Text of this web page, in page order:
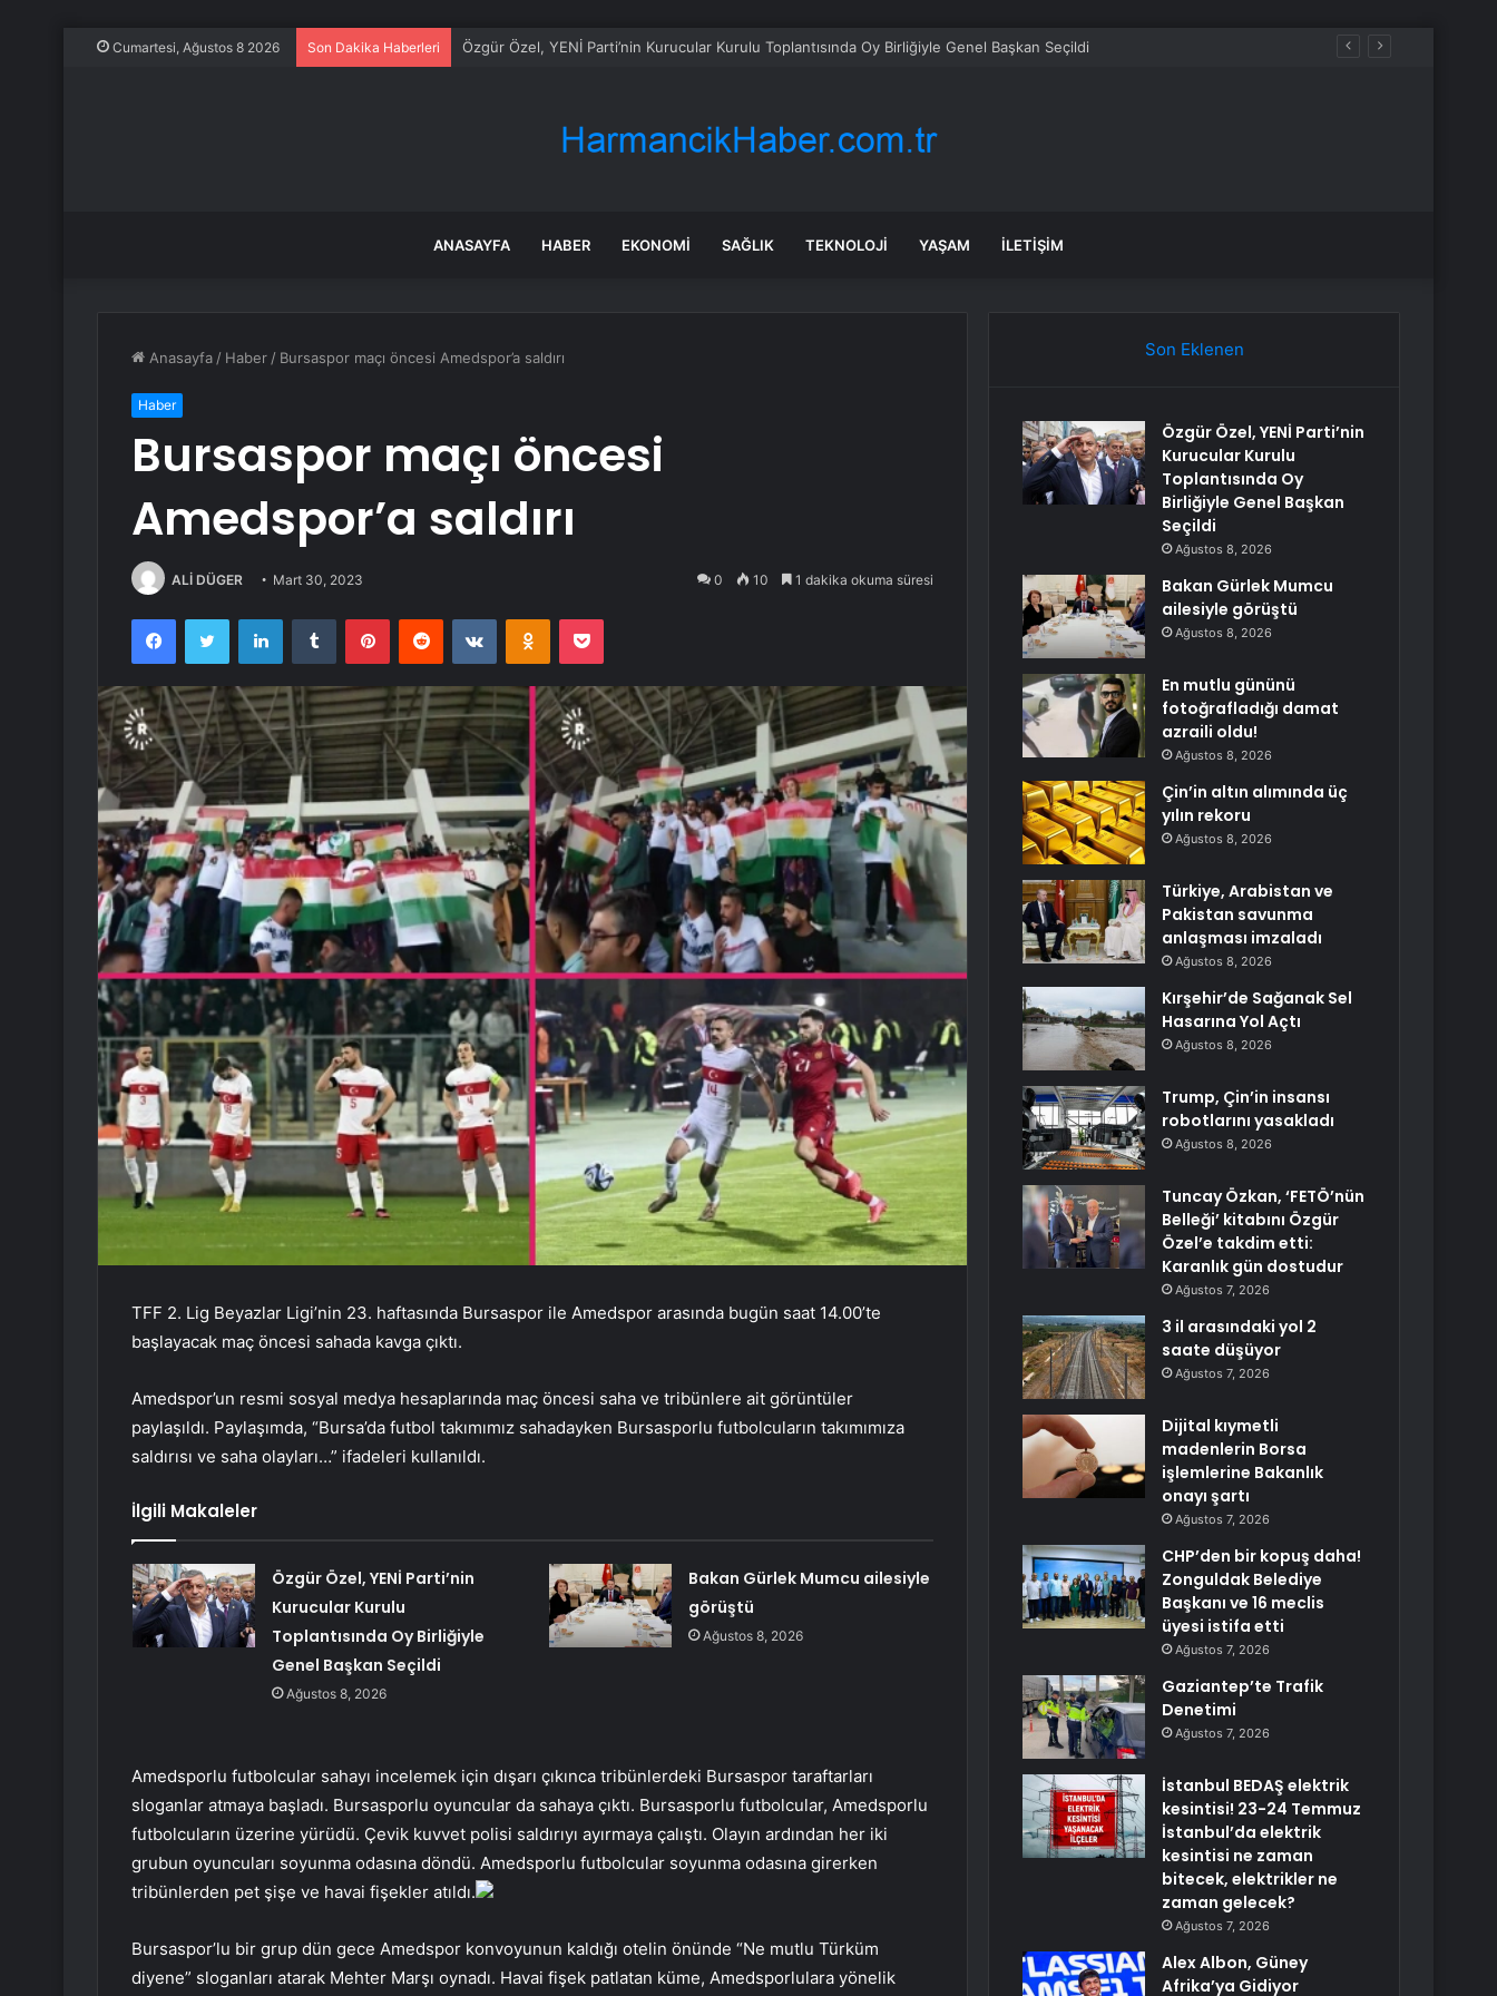
Cumartesi, Ağustos 8 2026 Son Dakika Haberleri Bakan Gürlek Mumcu ailesiyle görüştü
ANASAYFA HABER EKONOMI SAĞLIK TEKNOLOJI YAŞAM İLETIŞIM
Anasayfa / Haber / Bursaspor maçı öncesi Amedspor’a saldırı
Haber
Bursaspor maçı öncesi
Amedspor’a saldırı
ALİ DÜGER Mart 30, 2023 0 10 1 dakika okuma süresi
FacebookTwitter LinkedInTumblr PinterestReddit VKontakteOdnoklassniki
Pocket
TFF 2. Lig Beyazlar Ligi’nin 23. haftasında Bursaspor ile Amedspor arasında bugün saat 14.00’te
başlayacak maç öncesi sahada kavga çıktı.
Amedspor’un resmi sosyal medya hesaplarında maç öncesi saha ve tribünlere ait görüntüler
paylaşıldı. Paylaşımda, “Bursa’da futbol takımımız sahadayken Bursasporlu futbolcuların takımımıza
saldırısı ve saha olayları…” ifadeleri kullanıldı.
İlgili Makaleler
Özgür Özel, YENİ Parti’nin
Kurucular Kurulu
Toplantısında Oy Birliğiyle
Genel Başkan Seçildi
Ağustos 8, 2026
Bakan Gürlek Mumcu ailesiyle
görüştü
Ağustos 8, 2026
Amedsporlu futbolcular sahayı incelemek için dışarı çıkınca tribünlerdeki Bursaspor taraftarları
sloganlar atmaya başladı. Bursasporlu oyuncular da sahaya çıktı. Bursasporlu futbolcular, Amedsporlu
futbolcuların üzerine yürüdü. Çevik kuvvet polisi saldırıyı ayırmaya çalıştı. Olayın ardından her iki
grubun oyuncuları soyunma odasına döndü. Amedsporlu futbolcular soyunma odasına girerken
tribünlerden pet şişe ve havai fişekler atıldı.
Bursaspor’lu bir grup dün gece Amedspor konvoyunun kaldığı otelin önünde “Ne mutlu Türküm
diyene” sloganları atarak Mehter Marşı oynadı. Havai fişek patlatan küme, Amedsporlulara yönelik
Son Eklenen
Özgür Özel, YENİ Parti’nin
Kurucular Kurulu
Toplantısında Oy
Birliğiyle Genel Başkan
Seçildi
Ağustos 8, 2026
Bakan Gürlek Mumcu
ailesiyle görüştü
Ağustos 8, 2026
En mutlu gününü
fotoğrafladığı damat
azraili oldu!
Ağustos 8, 2026
Çin’in altın alımında üç
yılın rekoru
Ağustos 8, 2026
Türkiye, Arabistan ve
Pakistan savunma
anlaşması imzaladı
Ağustos 8, 2026
Kırşehir’de Sağanak Sel
Hasarına Yol Açtı
Ağustos 8, 2026
Trump, Çin’in insansı
robotlarını yasakladı
Ağustos 8, 2026
Tuncay Özkan, ‘FETÖ’nün
Belleği’ kitabını Özgür
Özel’e takdim etti:
Karanlık gün dostudur
Ağustos 7, 2026
3 il arasındaki yol 2
saate düşüyor
Ağustos 7, 2026
Dijital kıymetli
madenlerin Borsa
işlemlerine Bakanlık
onayı şartı
Ağustos 7, 2026
CHP’den bir kopuş daha!
Zonguldak Belediye
Başkanı ve 16 meclis
üyesi istifa etti
Ağustos 7, 2026
Gaziantep’te Trafik
Denetimi
Ağustos 7, 2026
İstanbul BEDAŞ elektrik
kesintisi! 23-24 Temmuz
İstanbul’da elektrik
kesintisi ne zaman
bitecek, elektrikler ne
zaman gelecek?
Ağustos 7, 2026
Alex Albon, Güney
Afrika’ya Gidiyor